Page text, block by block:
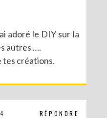
adoré le DIY sur la
autres ….
tes créations.
RÉPONDRE